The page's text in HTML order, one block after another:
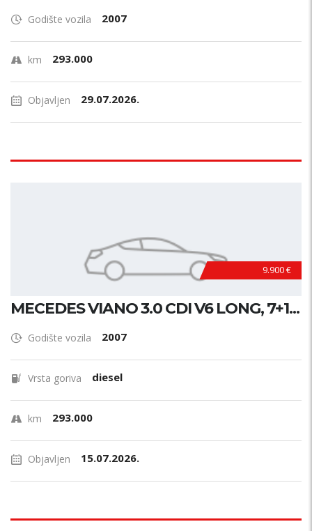
Godište vozila 2007
km 293.000
Objavljen 29.07.2026.
9.900 €
MECEDES VIANO 3.0 CDI V6 LONG, 7+1...
Godište vozila 2007
Vrsta goriva diesel
km 293.000
Objavljen 15.07.2026.